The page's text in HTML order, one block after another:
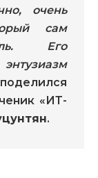
очень
сам
Его
«ИТ-
.